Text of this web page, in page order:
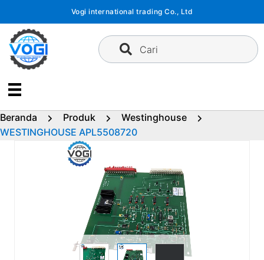
konten
Vogi international trading Co., Ltd
Cari
Beranda Produk
Westinghouse
WESTINGHOUSE APL5508720